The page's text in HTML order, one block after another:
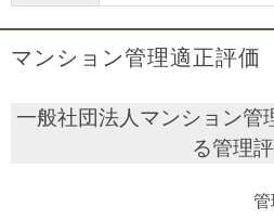
マンション管理適正評価
一般社団法人マンション管
る管理
管